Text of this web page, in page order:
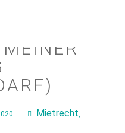
Mietrecht,